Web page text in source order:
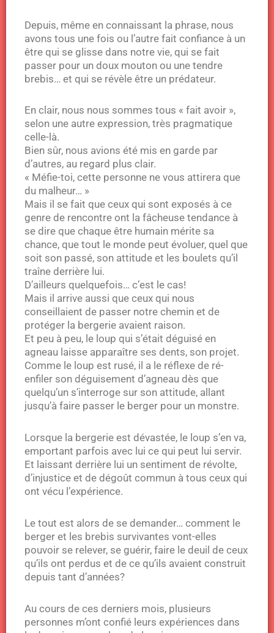
Depuis, même en connaissant la phrase, nous
avons tous une fois ou l’autre fait confiance à un
être qui se glisse dans notre vie, qui se fait
passer pour un doux mouton ou une tendre
brebis… et qui se révèle être un prédateur.
En clair, nous nous sommes tous « fait avoir »,
selon une autre expression, très pragmatique
celle-là.
Bien sûr, nous avions été mis en garde par
d’autres, au regard plus clair.
« Méfie-toi, cette personne ne vous attirera que
du malheur… »
Mais il se fait que ceux qui sont exposés à ce
genre de rencontre ont la fâcheuse tendance à
se dire que chaque être humain mérite sa
chance, que tout le monde peut évoluer, quel que
soit son passé, son attitude et les boulets qu’il
traîne derrière lui.
D’ailleurs quelquefois… c’est le cas!
Mais il arrive aussi que ceux qui nous
conseillaient de passer notre chemin et de
protéger la bergerie avaient raison.
Et peu à peu, le loup qui s’était déguisé en
agneau laisse apparaître ses dents, son projet.
Comme le loup est rusé, il a le réflexe de ré-
enfiler son déguisement d’agneau dès que
quelqu’un s’interroge sur son attitude, allant
jusqu’à faire passer le berger pour un monstre.
Lorsque la bergerie est dévastée, le loup s’en va,
emportant parfois avec lui ce qui peut lui servir.
Et laissant derrière lui un sentiment de révolte,
d’injustice et de dégoût commun à tous ceux qui
ont vécu l’expérience.
Le tout est alors de se demander… comment le
berger et les brebis survivantes vont-elles
pouvoir se relever, se guérir, faire le deuil de ceux
qu’ils ont perdus et de ce qu’ils avaient construit
depuis tant d’années?
Au cours de ces derniers mois, plusieurs
personnes m’ont confié leurs expériences dans